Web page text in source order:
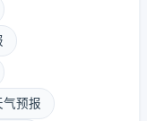
气预报